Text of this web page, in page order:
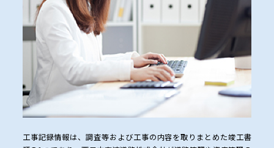
工事記録情報は、調査等および工事の内容を取りまとめた竣工書